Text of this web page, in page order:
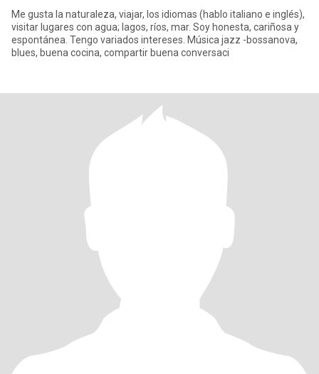
Me gusta la naturaleza, viajar, los idiomas (hablo italiano e inglés),
visitar lugares con agua; lagos, ríos, mar. Soy honesta, cariñosa y
espontánea. Tengo variados intereses. Música jazz -bossanova,
blues, buena cocina, compartir buena conversaci